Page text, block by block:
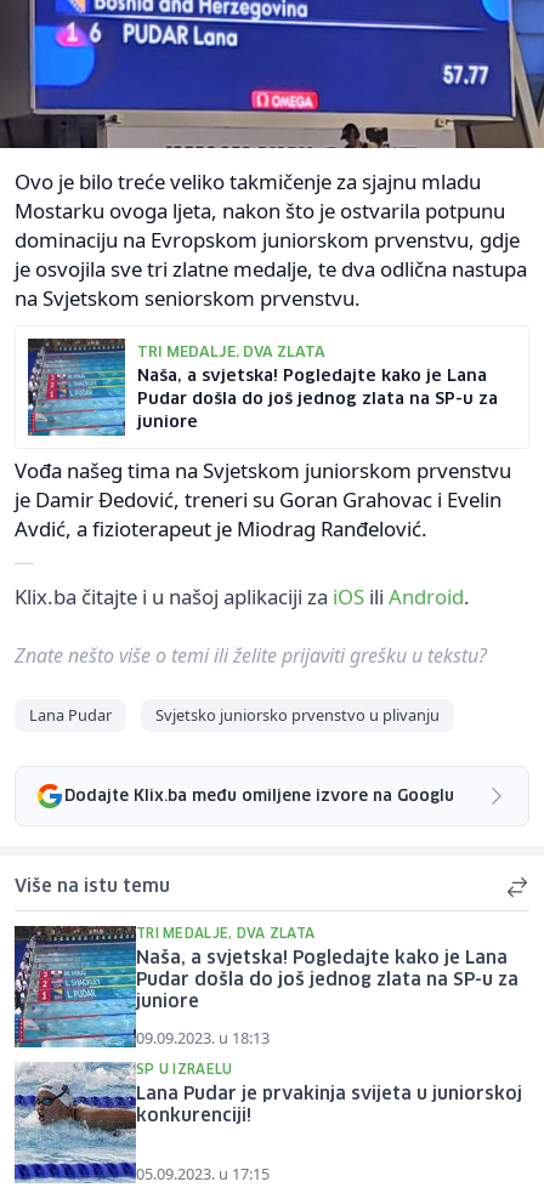
Ovo je bilo treće veliko takmičenje za sjajnu mladu
Mostarku ovoga ljeta, nakon što je ostvarila potpunu
dominaciju na Evropskom juniorskom prvenstvu, gdje
je osvojila sve tri zlatne medalje, te dva odlična nastupa
na Svjetskom seniorskom prvenstvu.
TRI MEDALJE, DVA ZLATA
Naša, a svjetska! Pogledajte kako je Lana
Pudar došla do još jednog zlata na SP-u za
juniore
Vođa našeg tima na Svjetskom juniorskom prvenstvu
je Damir Đedović, treneri su Goran Grahovac i Evelin
Avdić, a fizioterapeut je Miodrag Ranđelović.
Klix.ba čitajte i u našoj aplikaciji za iOS ili Android.
Znate nešto više o temi ili želite prijaviti grešku u tekstu?
Lana Pudar Svjetsko juniorsko prvenstvo u plivanju
Dodajte Klix.ba među omiljene izvore na Googlu
Više na istu temu
TRI MEDALJE, DVA ZLATA
Naša, a svjetska! Pogledajte kako je Lana
Pudar došla do još jednog zlata na SP-u za
juniore
09.09.2023. u 18:13
SP U IZRAELU
Lana Pudar je prvakinja svijeta u juniorskoj
konkurenciji!
05.09.2023. u 17:15